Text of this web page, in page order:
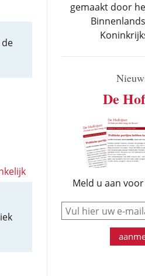
gemaakt door
De
Meld u aan